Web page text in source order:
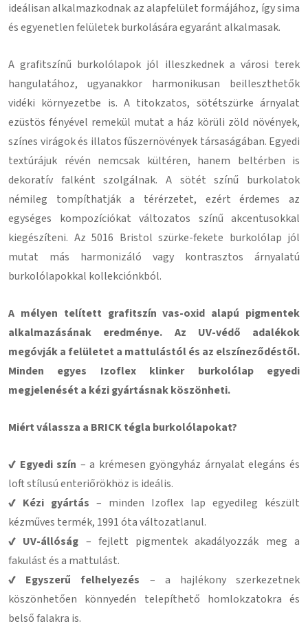
ideálisan alkalmazkodnak az alapfelület formájához, így sima
és egyenetlen felületek burkolására egyaránt alkalmasak.
A grafitszínű burkolólapok jól illeszkednek a városi terek
hangulatához, ugyanakkor harmonikusan beilleszthetők
vidéki környezetbe is. A titokzatos, sötétszürke árnyalat
ezüstös fényével remekül mutat a ház körüli zöld növények,
színes virágok és illatos fűszernövények társaságában. Egyedi
textúrájuk révén nemcsak kültéren, hanem beltérben is
dekoratív falként szolgálnak. A sötét színű burkolatok
némileg tompíthatják a térérzetet, ezért érdemes az
egységes kompozíciókat változatos színű akcentusokkal
kiegészíteni. Az 5016 Bristol szürke-fekete burkolólap jól
mutat más harmonizáló vagy kontrasztos árnyalatú
burkolólapokkal kollekciónkból.
A mélyen telített grafitszín vas-oxid alapú pigmentek
alkalmazásának eredménye. Az UV-védő adalékok
megóvják a felületet a mattulástól és az elszíneződéstől.
Minden egyes Izoflex klinker burkolólap egyedi
megjelenését a kézi gyártásnak köszönheti.
Miért válassza a BRICK tégla burkolólapokat?
✔ Egyedi szín – a krémesen gyöngyház árnyalat elegáns és
loft stílusú enteriőrökhöz is ideális.
✔ Kézi gyártás – minden Izoflex lap egyedileg készült
kézműves termék, 1991 óta változatlanul.
✔ UV-állóság – fejlett pigmentek akadályozzák meg a
fakulást és a mattulást.
✔ Egyszerű felhelyezés – a hajlékony szerkezetnek
köszönhetően könnyedén telepíthető homlokzatokra és
belső falakra is.